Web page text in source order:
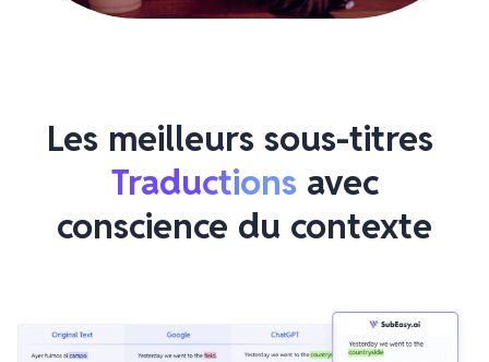
Traductions avec
conscience du contexte